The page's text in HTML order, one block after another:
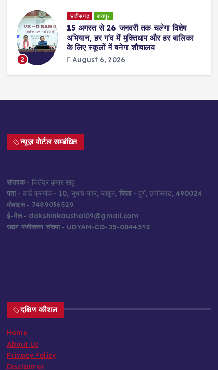
2
छत्तीसगढ़ रायपुर
15 अगस्त से 26 जनवरी तक चलेगा विशेष
अभियान, हर गांव में मुक्तिधाम और हर बालिका
के लिए स्कूलों में बनेगा शौचालय
August 6, 2026
न्यूज़ पोर्टल सम्बंधित
संपादक- जितेंद्र कुमार साहू
पता- वार्ड क्रमांक - 10, सुभाष नगर, जामुल, जिला- दुर्ग, छत्तीसगढ, 490024
मोबाइल- 7489036529
ई-मेल- dakshinkaushal09@gmail.com
उद्यम पंजीकरण संख्या- UDYAM-CG-05-0044592
दक्षिण कौशल
Home
About Us
Privacy Policy
Disclaimer